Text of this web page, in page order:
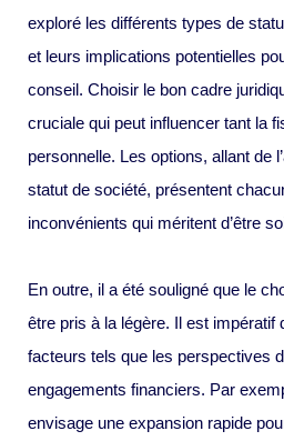
exploré les différents types de
et leurs implications potentielles
conseil. Choisir le bon cadre
cruciale qui peut influencer tant la
personnelle. Les options, allant de
statut de société, présentent
inconvénients qui méritent d’être
En outre, il a été souligné que le
être pris à la légère. Il est impératif
facteurs tels que les perspectives
engagements financiers. Par
envisage une expansion rapide